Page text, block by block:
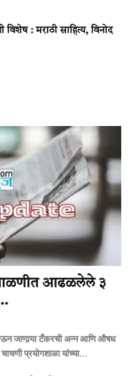
: मराठी साहित्य, विनोद
आढळलेले ३
जाणार्‍या टँकरची अन्‍न आणि औषध
प्रयोगशाळा यांच्‍या...